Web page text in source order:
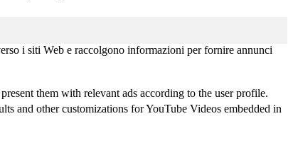
i siti Web e raccolgono informazioni per fornire annunci
them with relevant ads according to the user profile.
and other customizations for YouTube Videos embedded in